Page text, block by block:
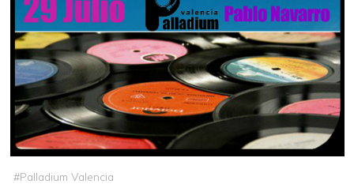
#Palladium Valencia